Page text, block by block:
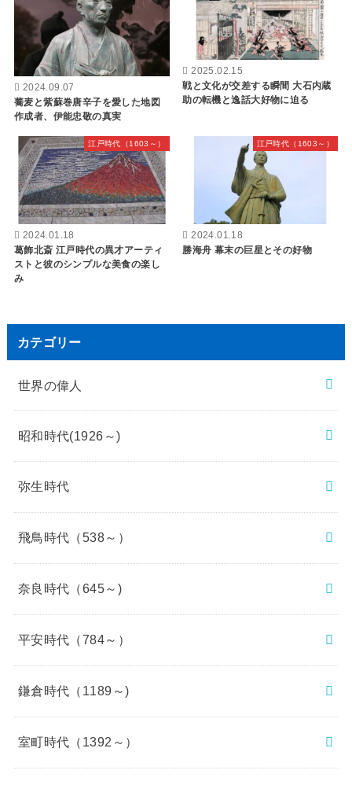
2024.09.07
蕎麦と紫蘇巻唐辛子を愛した地図
作成者、伊能忠敬の真実
2025.02.15
戦と文化が交差する瞬間 大石内蔵
助の転機と逸話大好物に迫る
江戸時代（1603～）
2024.01.18
葛飾北斎 江戸時代の異才アーティ
ストと彼のシンプルな美食の楽し
み
江戸時代（1603～）
2024.01.18
勝海舟 幕末の巨星とその好物
カテゴリー
世界の偉人
昭和時代(1926～)
弥生時代
飛鳥時代（538～）
奈良時代（645～)
平安時代（784～）
鎌倉時代（1189～)
室町時代（1392～）